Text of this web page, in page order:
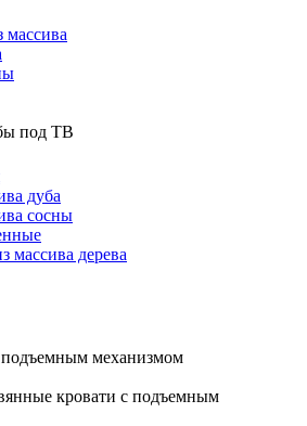
массива
под ТВ
дуба
сосны
массива дерева
подъемным механизмом
кровати с подъемным